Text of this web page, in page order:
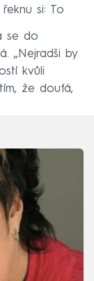
si: To
se do
„Nejradši by
kvůli
že doufá,